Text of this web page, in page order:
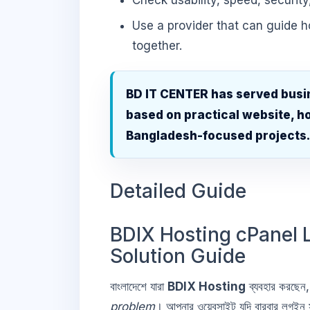
Use a provider that can guide
together.
BD IT CENTER has served
based on practical website,
Bangladesh-focused projects.
Detailed Guide
BDIX Hosting cPanel
Solution Guide
বাংলাদেশে যারা BDIX Hosting ব্যবহার
problem। আপনার ওয়েবসাইট যদি বারবার